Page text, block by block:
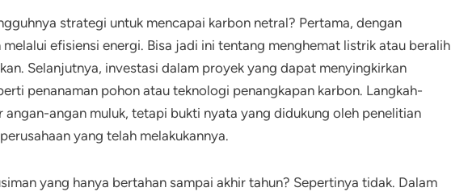
strategi untuk mencapai karbon netral? Pertama, dengan
efisiensi energi. Bisa jadi ini tentang menghemat listrik atau beralih
Selanjutnya, investasi dalam proyek yang dapat menyingkirkan
penanaman pohon atau teknologi penangkapan karbon. Langkah-
angan-angan muluk, tetapi bukti nyata yang didukung oleh penelitian
yang telah melakukannya.
yang hanya bertahan sampai akhir tahun? Sepertinya tidak. Dalam